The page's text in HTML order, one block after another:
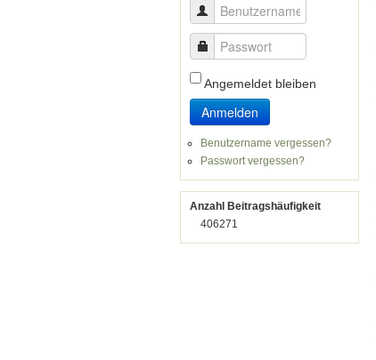
Benutzername
Passwort
Angemeldet bleiben
Anmelden
Benutzername vergessen?
Passwort vergessen?
Anzahl Beitragshäufigkeit
406271